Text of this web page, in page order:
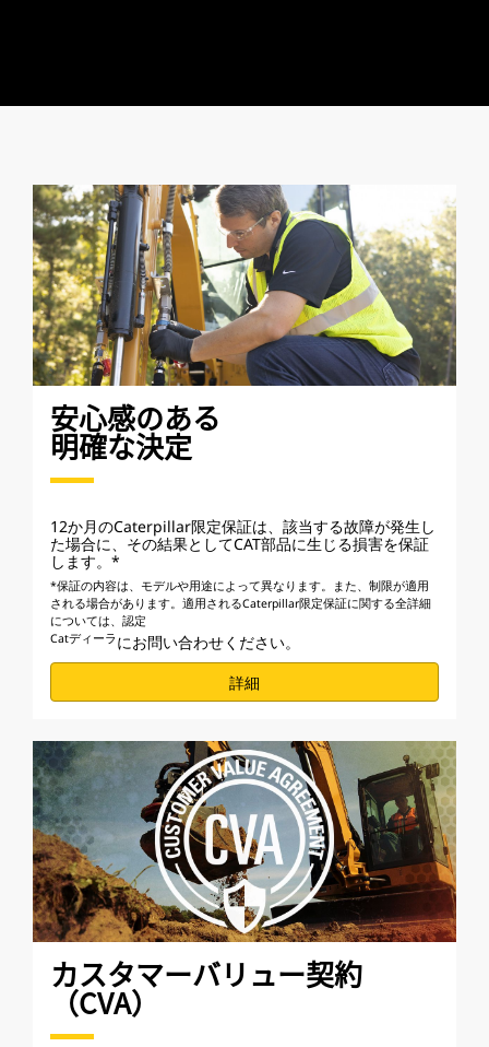
安心感のある
明確な決定
12か月のCaterpillar限定保証は、該当する故障が発生し
た場合に、その結果としてCAT部品に生じる損害を保証
します。*
*保証の内容は、モデルや用途によって異なります。また、制限が適用
される場合があります。適用されるCaterpillar限定保証に関する全詳細
については、認定
Catディーラ にお問い合わせください。
詳細
カスタマーバリュー契約
（CVA）